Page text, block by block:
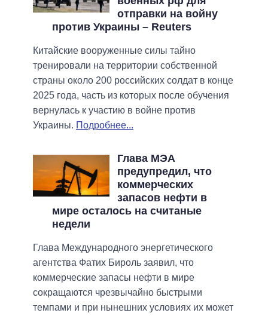
отправки на войну
против Украины – Reuters
Китайские вооруженные силы тайно
тренировали на территории собственной
страны около 200 российских солдат в конце
2025 года, часть из которых после обучения
вернулась к участию в войне против
Украины. Подробнее...
Глава МЭА
предупредил, что
коммерческих
запасов нефти в
мире осталось на считаные
недели
Глава Международного энергетического
агентства Фатих Бироль заявил, что
коммерческие запасы нефти в мире
сокращаются чрезвычайно быстрыми
темпами и при нынешних условиях их может